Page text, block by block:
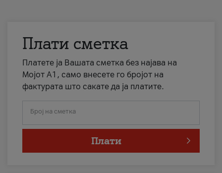
Плати сметка
Платете ја Вашата сметка без најава на
Мојот А1, само внесете го бројот на
фактурата што сакате да ја платите.
Број на сметка
Плати